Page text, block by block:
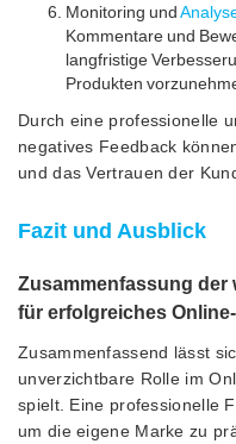
Monitoring und
Kommentare und
langfristige
Produkten
Durch eine professionelle
negatives Feedback
und das Vertrauen der
Fazit und Ausblick
Zusammenfassung
für erfolgreiches
Zusammenfassend lässt
unverzichtbare Rolle im
spielt. Eine professionelle
um die eigene Marke zu